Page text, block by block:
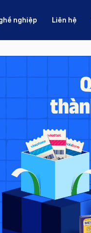
nghiệp Liên hệ